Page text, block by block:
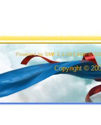
Powered by SMF 1.1.10 | SMF ©
Copyright ©